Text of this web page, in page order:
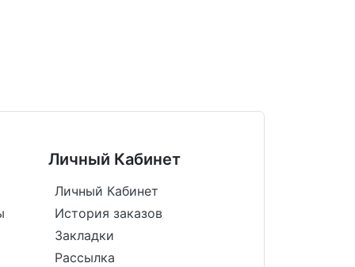
Личный Кабинет
Личный Кабинет
История заказов
Закладки
Рассылка